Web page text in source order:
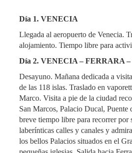
Día 1. VENECIA
Llegada al aeropuerto de Venecia.
alojamiento. Tiempo libre para
Día 2. VENECIA – FERRARA
Desayuno. Mañana dedicada a
de las 118 islas. Traslado en
Marco. Visita a pie de la ciudad
San Marcos, Palacio Ducal, Puente
breve tiempo libre para recorrer por
laberínticas calles y canales y
los bellos Palacios situados en el